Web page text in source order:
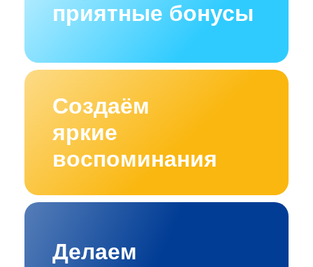
приятные бонусы
Создаём
яркие
воспоминания
Делаем